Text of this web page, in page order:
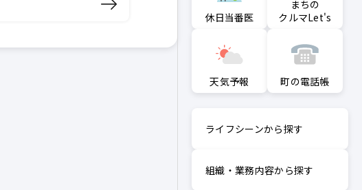
休日当番医
まちの
クルマLet's
天気予報 町の電話帳
ライフシーンから探す
組織・業務内容から探す